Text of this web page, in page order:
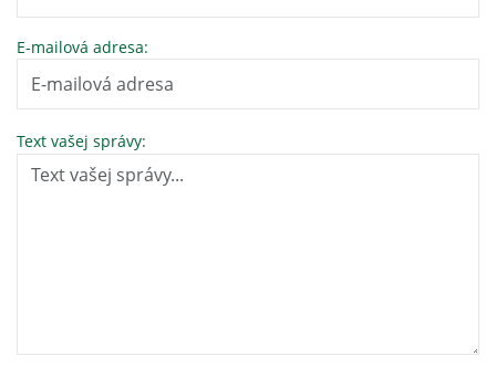
E-mailová adresa:
Text vašej správy: